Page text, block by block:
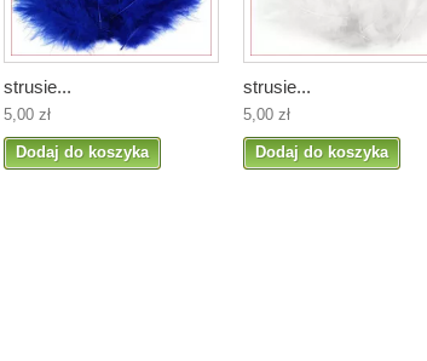
strusie...
5,00 zł
Dodaj do koszyka
strusie...
5,00 zł
Dodaj do koszyka